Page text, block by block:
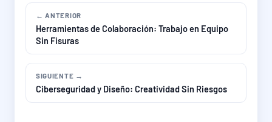
← ANTERIOR
Herramientas de Colaboración: Trabajo en Equipo
Sin Fisuras
SIGUIENTE →
Ciberseguridad y Diseño: Creatividad Sin Riesgos